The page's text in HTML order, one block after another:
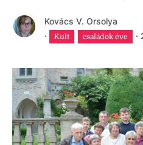
Kovács V. Orsolya
·
Kult családok éve ·